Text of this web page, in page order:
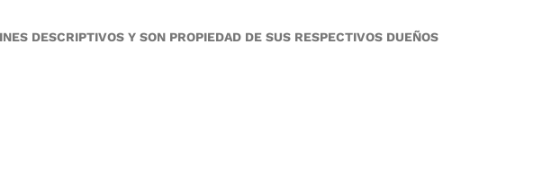
DESCRIPTIVOS Y SON PROPIEDAD DE SUS RESPECTIVOS DUEÑOS